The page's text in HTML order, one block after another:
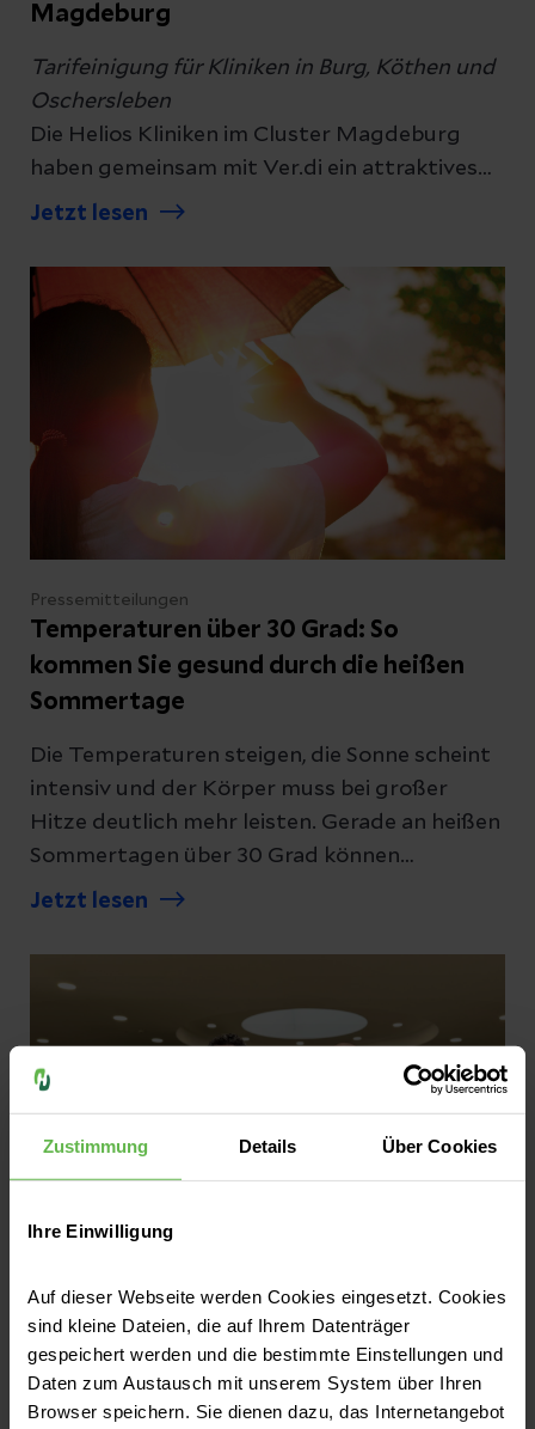
Zustimmung Details Über Cookies
Ihre Einwilligung
Auf dieser Webseite werden Cookies eingesetzt. Cookies
sind kleine Dateien, die auf Ihrem Datenträger
gespeichert werden und die bestimmte Einstellungen und
Daten zum Austausch mit unserem System über Ihren
Browser speichern. Sie dienen dazu, das Internetangebot
Magdeburg
Tarifeinigung für Kliniken in Burg, Köthen und
Oschersleben
Die Helios Kliniken im Cluster Magdeburg
haben gemeinsam mit Ver.di ein attraktives
Tarifpaket für die Mitarbeiterinnen und
sowie der Auszubildenden vereinbart. Eine
Laufzeit bis 2029 schafft langfristige
Planungssicherheit für beide Seiten.
Jetzt lesen
Pressemitteilungen
Temperaturen über 30 Grad: So
kommen Sie gesund durch die heißen
Sommertage
Die Temperaturen steigen, die Sonne scheint
intensiv und der Körper muss bei großer
Hitze deutlich mehr leisten. Gerade an heißen
Sommertagen über 30 Grad können
Kreislaufprobleme, Erschöpfung oder sogar
auftreten. Auch in der Helios Klinik Köthen
werden bei hohen Temperaturen
Patient:innen mit hitzebedingten Symptomen
ernst zu nehmen sind und wie unser Körper
kann, erklärt Dr. med. Marco Polo Peich,
Klinik Köthen.
Jetzt lesen
Pressemitteilungen
Helios Klinik Köthen erhält als erste
Klinik in Sachsen-Anhalt Qualitätssiegel
für exzellente Schulterendoprothetik